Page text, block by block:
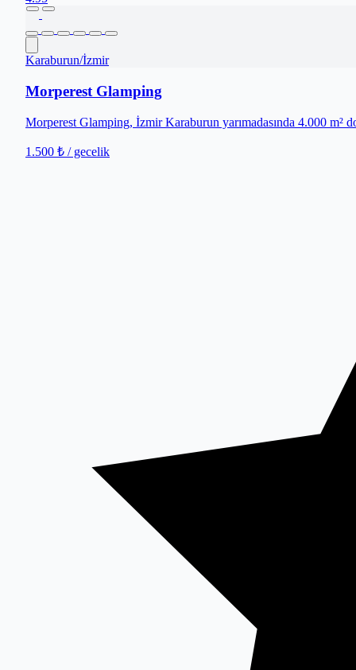
Karaburun/İzmir
Morperest Glamping
Morperest Glamping, İzmir Karaburun yarımadasında 4.000 m²
1.500 ₺ / gecelik